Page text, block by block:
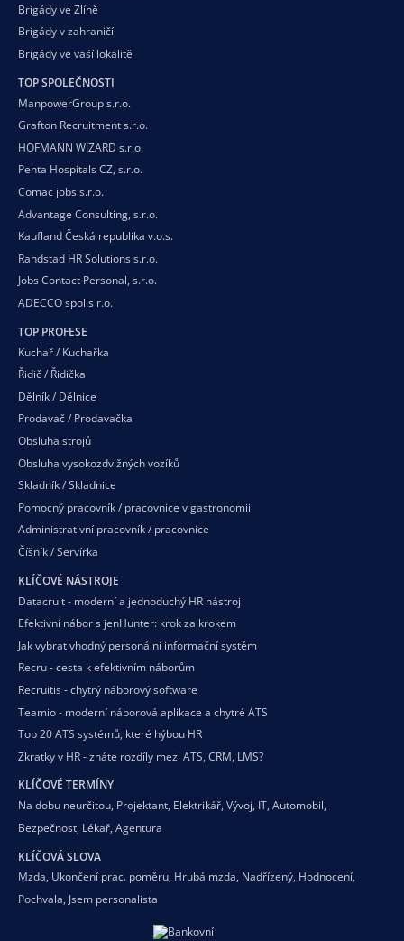
Brigády ve Zlíně
Brigády v zahraničí
Brigády ve vaší lokalitě
TOP SPOLEČNOSTI
ManpowerGroup s.r.o.
Grafton Recruitment s.r.o.
HOFMANN WIZARD s.r.o.
Penta Hospitals CZ, s.r.o.
Comac jobs s.r.o.
Advantage Consulting, s.r.o.
Kaufland Česká republika v.o.s.
Randstad HR Solutions s.r.o.
Jobs Contact Personal, s.r.o.
ADECCO spol.s r.o.
TOP PROFESE
Kuchař / Kuchařka
Řidič / Řidička
Dělník / Dělnice
Prodavač / Prodavačka
Obsluha strojů
Obsluha vysokozdvižných vozíků
Skladník / Skladnice
Pomocný pracovník / pracovnice v gastronomii
Administrativní pracovník / pracovnice
Číšník / Servírka
KLÍČOVÉ NÁSTROJE
Datacruit - moderní a jednoduchý HR nástroj
Efektivní nábor s jenHunter: krok za krokem
Jak vybrat vhodný personální informační systém
Recru - cesta k efektivním náborům
Recruitis - chytrý náborový software
Teamio - moderní náborová aplikace a chytré ATS
Top 20 ATS systémů, které hýbou HR
Zkratky v HR - znáte rozdíly mezi ATS, CRM, LMS?
KLÍČOVÉ TERMÍNY
Na dobu neurčitou, Projektant, Elektrikář, Vývoj, IT, Automobil,
Bezpečnost, Lékař, Agentura
KLÍČOVÁ SLOVA
Mzda, Ukončení prac. poměru, Hrubá mzda, Nadřízený, Hodnocení,
Pochvala, Jsem personalista